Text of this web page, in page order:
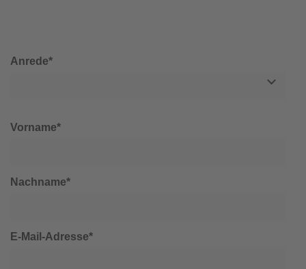
Anrede*
Vorname*
Nachname*
E-Mail-Adresse*